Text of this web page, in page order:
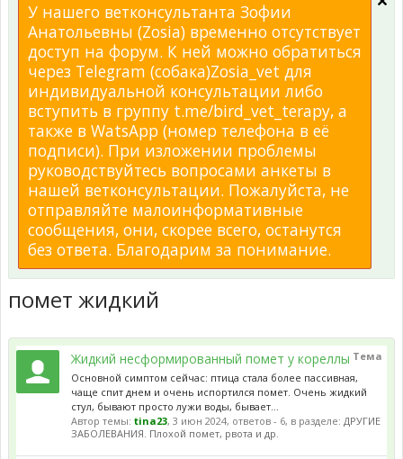
У нашего ветконсультанта Зофии
Анатольевны (Zosia) временно отсутствует
доступ на форум. К ней можно обратиться
через Telegram (собака)Zosia_vet для
индивидуальной консультации либо
вступить в группу t.me/bird_vet_terapy, а
также в WatsApp (номер телефона в её
подписи). При изложении проблемы
руководствуйтесь вопросами анкеты в
нашей ветконсультации. Пожалуйста, не
отправляйте малоинформативные
сообщения, они, скорее всего, останутся
без ответа. Благодарим за понимание.
помет жидкий
Тема
Жидкий несформированный помет у кореллы
Основной симптом сейчас: птица стала более пассивная,
чаще спит днем и очень испортился помет. Очень жидкий
стул, бывают просто лужи воды, бывает...
Автор темы: tina23, 3 июн 2024, ответов - 6, в разделе: ДРУГИЕ
ЗАБОЛЕВАНИЯ. Плохой помет, рвота и др.